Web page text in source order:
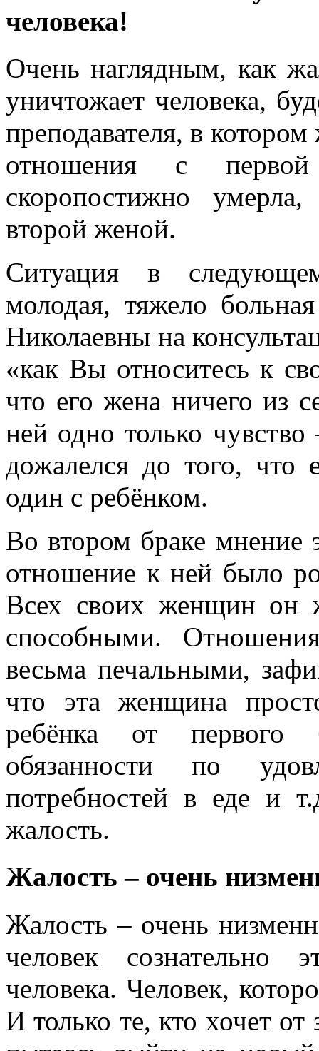
человека!
Очень наглядным, как
уничтожает человека,
преподавателя, в
отношения с
скоропостижно
второй женой.
Ситуация в
молодая, тяжело
Николаевны на
«как Вы относитесь к
что его жена ничего из
ней одно только
дожалелся до того, что
один с ребёнком.
Во втором браке
отношение к ней было
Всех своих женщин он
способными.
весьма печальными,
что эта женщина
ребёнка от первого
обязанности по
потребностей в еде и
жалость.
Жалость – очень
Жалость – очень
человек сознательно
человека. Человек,
И только те, кто хочет